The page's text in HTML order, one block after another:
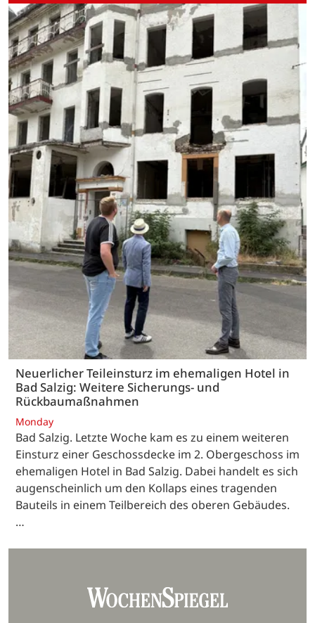
Neuerlicher Teileinsturz im ehemaligen Hotel in
Bad Salzig: Weitere Sicherungs- und
Rückbaumaßnahmen
Monday
Bad Salzig. Letzte Woche kam es zu einem weiteren
Einsturz einer Geschossdecke im 2. Obergeschoss im
ehemaligen Hotel in Bad Salzig. Dabei handelt es sich
augenscheinlich um den Kollaps eines tragenden
Bauteils in einem Teilbereich des oberen Gebäudes.
…